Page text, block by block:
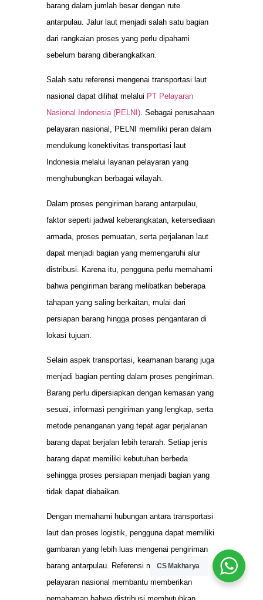
barang dalam jumlah besar dengan rute
antarpulau. Jalur laut menjadi salah satu bagian
dari rangkaian proses yang perlu dipahami
sebelum barang diberangkatkan.
Salah satu referensi mengenai transportasi laut
nasional dapat dilihat melalui PT Pelayaran
Nasional Indonesia (PELNI). Sebagai perusahaan
pelayaran nasional, PELNI memiliki peran dalam
mendukung konektivitas transportasi laut
Indonesia melalui layanan pelayaran yang
menghubungkan berbagai wilayah.
Dalam proses pengiriman barang antarpulau,
faktor seperti jadwal keberangkatan, ketersediaan
armada, proses pemuatan, serta perjalanan laut
dapat menjadi bagian yang memengaruhi alur
distribusi. Karena itu, pengguna perlu memahami
bahwa pengiriman barang melibatkan beberapa
tahapan yang saling berkaitan, mulai dari
persiapan barang hingga proses pengantaran di
lokasi tujuan.
Selain aspek transportasi, keamanan barang juga
menjadi bagian penting dalam proses pengiriman.
Barang perlu dipersiapkan dengan kemasan yang
sesuai, informasi pengiriman yang lengkap, serta
metode penanganan yang tepat agar perjalanan
barang dapat berjalan lebih terarah. Setiap jenis
barang dapat memiliki kebutuhan berbeda
sehingga proses persiapan menjadi bagian yang
tidak dapat diabaikan.
Dengan memahami hubungan antara transportasi
laut dan proses logistik, pengguna dapat memiliki
gambaran yang lebih luas mengenai pengiriman
barang antarpulau. Referensi mengenai sistem
pelayaran nasional membantu memberikan
CS Makharya